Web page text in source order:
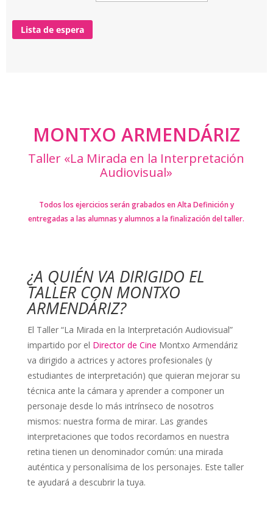
Lista de espera
MONTXO ARMENDÁRIZ
Taller «La Mirada en la Interpretación
Audiovisual»
Todos los ejercicios serán grabados en Alta Definición y
entregadas a las alumnas y alumnos a la finalización del taller.
¿A QUIÉN VA DIRIGIDO EL
TALLER CON MONTXO
ARMENDÁRIZ?
El Taller “La Mirada en la Interpretación Audiovisual”
impartido por el Director de Cine Montxo Armendáriz
va dirigido a actrices y actores profesionales (y
estudiantes de interpretación) que quieran mejorar su
técnica ante la cámara y aprender a componer un
personaje desde lo más intrínseco de nosotros
mismos: nuestra forma de mirar. Las grandes
interpretaciones que todos recordamos en nuestra
retina tienen un denominador común: una mirada
auténtica y personalísima de los personajes. Este taller
te ayudará a descubrir la tuya.